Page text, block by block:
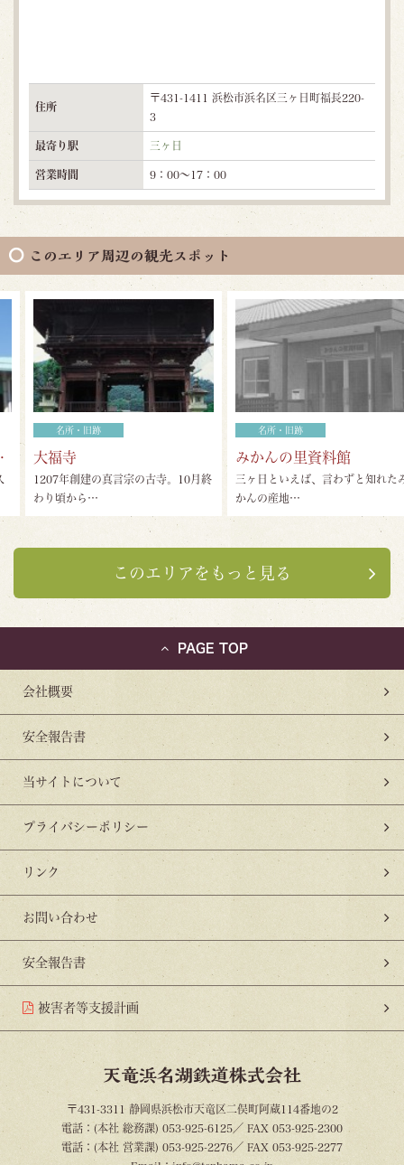
住所
〒431-1411 浜松市浜名区三ヶ日町福長220-
3
最寄り駅 三ヶ日
営業時間 9：00～17：00
このエリア周辺の観光スポット
名所・旧跡
大福寺
1207年創建の真言宗の古寺。10月終
わり頃から…
名所・旧跡
みかんの里資料館
三ヶ日といえば、言わずと知れたみ
かんの産地…
このエリアをもっと見る
会社概要
安全報告書
当サイトについて
プライバシーポリシー
リンク
お問い合わせ
安全報告書
被害者等支援計画
天竜浜名湖鉄道株式会社
〒431-3311 静岡県浜松市天竜区二俣町阿蔵114番地の2
電話：(本社 総務課) 053-925-6125／ FAX 053-925-2300
電話：(本社 営業課) 053-925-2276／ FAX 053-925-2277
PAGE TOP